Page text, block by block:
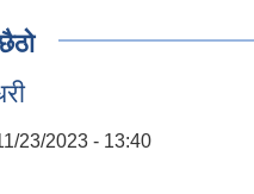
23/2023 - 13:40